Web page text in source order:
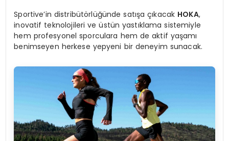
Sportive’in distribütörlüğünde satışa çıkacak HOKA,
inovatif teknolojileri ve üstün yastıklama sistemiyle
hem profesyonel sporculara hem de aktif yaşamı
benimseyen herkese yepyeni bir deneyim sunacak.